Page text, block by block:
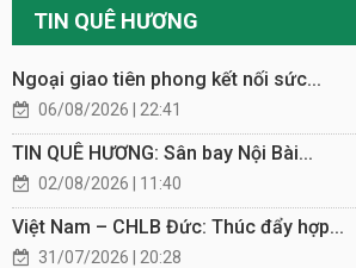
TIN QUÊ HƯƠNG
Ngoại giao tiên phong kết nối sức...
06/08/2026 | 22:41
TIN QUÊ HƯƠNG: Sân bay Nội Bài...
02/08/2026 | 11:40
Việt Nam – CHLB Đức: Thúc đẩy hợp...
31/07/2026 | 20:28